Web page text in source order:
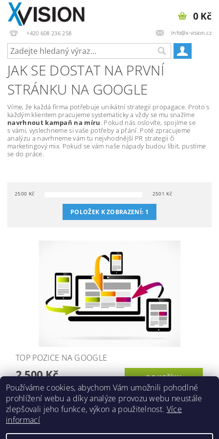
+420 608 236 258 Info@x-vision.cz
0 Kč
JAK SE DOSTAT NA PRVNÍ
STRÁNKU NA GOOGLE
Víme, že každá firma potřebuje unikátní strategii propagace. Proto s
každým klientem pracujeme systematicky a vždy se mu snažíme
navrhnout kampaň na míru. Pokud nás oslovíte, spojíme se
s vámi, vyslechneme si vaše potřeby a přání. Poté zpracujeme
analýzu a navrhneme vám tu nejvhodnější PR strategii či
marketingový mix. Pokud se vám naše nápady budou líbit, pustíme
se do práce.
2500 Kč 2501 Kč
POLOŽEK K ZOBRAZENÍ: 1
TOP POZICE NA GOOGLE
2 500 Kč
Používáme cookies, abychom Vám umožnili pohodlné
prohlížení webu a díky analýze provozu webu neustále
zlepšovali jeho funkce, výkon a použitelnost. Více
informací